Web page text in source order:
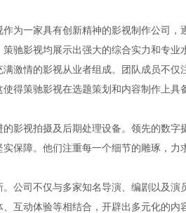
为一家具有创新精神的影视制作公司，
驰影视均展示出强大的综合实力和专业
激情的影视从业者组成。团队成员不
得策驰影视在选题策划和内容制作上
影视拍摄及后期处理设备。领先的数字
保障。他们注重每一个细节的雕琢，
公司不仅与多家知名导演、编剧以及演
互动体验等相结合，开辟出多元化的内